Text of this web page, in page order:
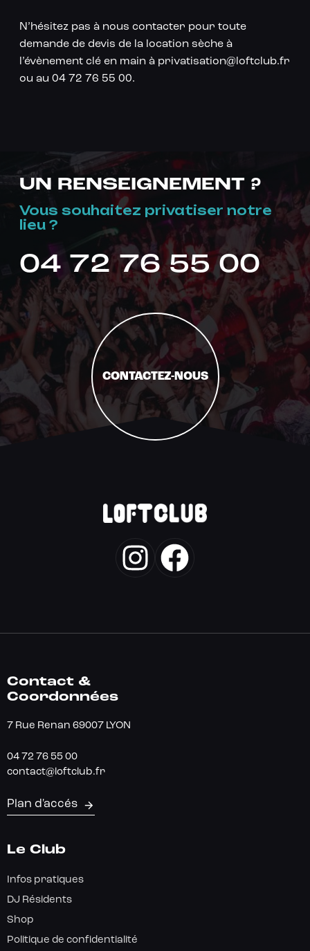
N’hésitez pas à nous contacter pour toute
demande de devis de la location sèche à
l’évènement clé en main à privatisation@loftclub.fr
ou au 04 72 76 55 00.
UN RENSEIGNEMENT ?
Vous souhaitez privatiser notre
lieu ?
04 72 76 55 00
CONTACTEZ-NOUS
Contact &
Coordonnées
7 Rue Renan 69007 LYON
04 72 76 55 00
contact@loftclub.fr
Plan d'accés
Le Club
Infos pratiques
DJ Résidents
Shop
Politique de confidentialité